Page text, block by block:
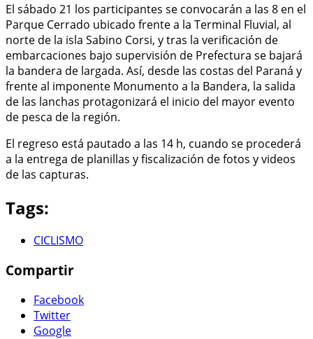
El sábado 21 los participantes se convocarán a las 8 en el
Parque Cerrado ubicado frente a la Terminal Fluvial, al
norte de la isla Sabino Corsi, y tras la verificación de
embarcaciones bajo supervisión de Prefectura se bajará
la bandera de largada. Así, desde las costas del Paraná y
frente al imponente Monumento a la Bandera, la salida
de las lanchas protagonizará el inicio del mayor evento
de pesca de la región.
El regreso está pautado a las 14 h, cuando se procederá
a la entrega de planillas y fiscalización de fotos y videos
de las capturas.
Tags:
CICLISMO
Compartir
Facebook
Twitter
Google